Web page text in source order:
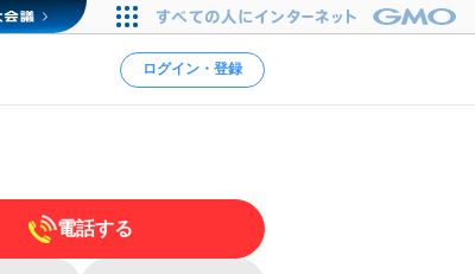
ログイン・登録
電話する